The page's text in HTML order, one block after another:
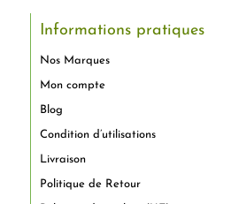
Informations pratiques
Nos Marques
Mon compte
Blog
Condition d’utilisations
Livraison
Politique de Retour